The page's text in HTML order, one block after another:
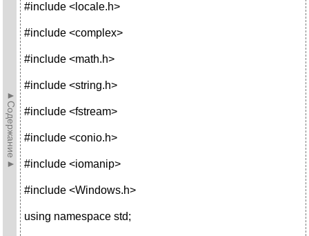
►Содержание►
#include <locale.h>
#include <complex>
#include <math.h>
#include <string.h>
#include <fstream>
#include <conio.h>
#include <iomanip>
#include <Windows.h>
using namespace std;